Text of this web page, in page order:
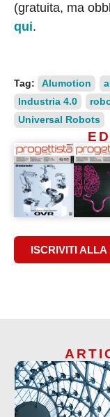
(gratuita, ma
qui.
Tag: Alumotion
Industria 4.0
Universal Robots
ISCRIVITI ALLA